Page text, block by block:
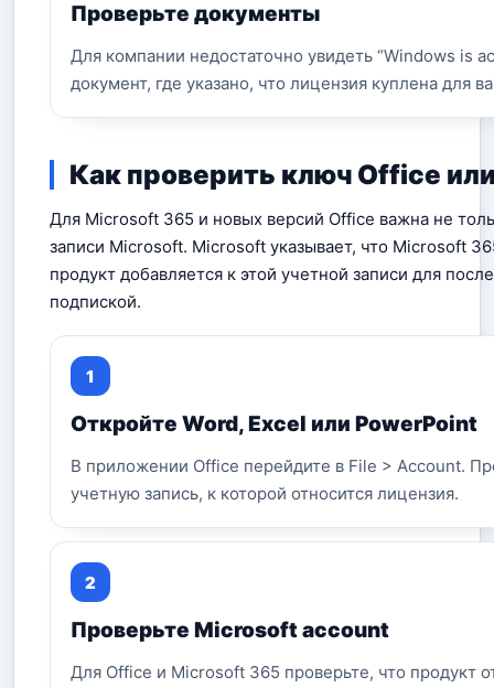
Проверьте документы
Для компании недостаточно увидеть “Windows is
документ, где указано, что лицензия куплена для
Как проверить ключ Office
Для Microsoft 365 и новых версий Office важна не
записи Microsoft. Microsoft указывает, что Microsoft
продукт добавляется к этой учетной записи для
подпиской.
Откройте Word, Excel или PowerPoint
В приложении Office перейдите в File > Account.
учетную запись, к которой относится лицензия.
Проверьте Microsoft account
Для Office и Microsoft 365 проверьте, что продукт